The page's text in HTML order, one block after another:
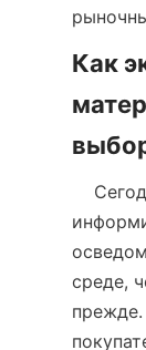
Как
среде,
прежде.